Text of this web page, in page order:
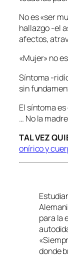
No es «ser
hallazgo -el
afectos,
«Mujer» no
Síntoma -
sin
El síntoma
… No la
TAL VEZ
onírico y
para la
donde